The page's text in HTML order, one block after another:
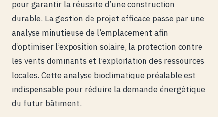
pour garantir la réussite d’une construction
durable. La gestion de projet efficace passe par une
analyse minutieuse de l’emplacement afin
d’optimiser l’exposition solaire, la protection contre
les vents dominants et l’exploitation des ressources
locales. Cette analyse bioclimatique préalable est
indispensable pour réduire la demande énergétique
du futur bâtiment.